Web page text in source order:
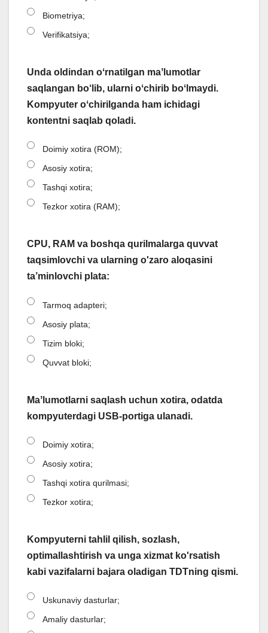
Biometriya;
Verifikatsiya;
Unda oldindan oʻrnatilgan maʼlumotlar
saqlangan bo‘lib, ularni oʻchirib boʻlmaydi.
Kompyuter oʻchirilganda ham ichidagi
kontentni saqlab qoladi.
Doimiy xotira (ROM);
Asosiy xotira;
Tashqi xotira;
Tezkor xotira (RAM);
CPU, RAM va boshqa qurilmalarga quvvat
taqsimlovchi va ularning o'zaro aloqasini
ta’minlovchi plata:
Tarmoq adapteri;
Asosiy plata;
Tizim bloki;
Quvvat bloki;
Maʼlumotlarni saqlash uchun xotira, odatda
kompyuterdagi USB-portiga ulanadi.
Doimiy xotira;
Asosiy xotira;
Tashqi xotira qurilmasi;
Tezkor xotira;
Kompyuterni tahlil qilish, sozlash,
optimallashtirish va unga xizmat ko'rsatish
kabi vazifalarni bajara oladigan TDTning qismi.
Uskunaviy dasturlar;
Amaliy dasturlar;